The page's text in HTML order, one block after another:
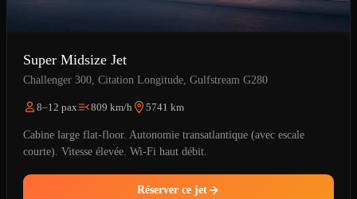
Super Midsize Jet
Challenger 300, Citation Longitude, Gulfstream G280
8–12 pax 809 km/h 5741 km
Cabine large flat-floor. Autonomie transatlantique (avec escale
courte). Vitesse élevée. Wi-Fi haut débit.
Réserver ce jet